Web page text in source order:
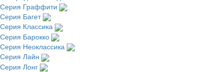
Серия Граффити
Серия Багет
Серия Классика
Серия Барокко
Серия Неоклассика
Серия Лайн
Серия Лонг